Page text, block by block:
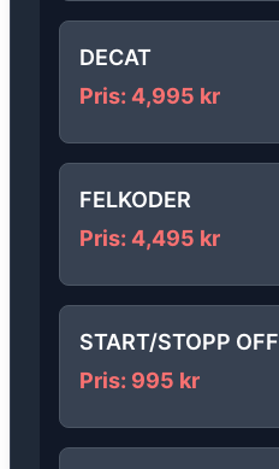
DECAT
Pris: 4,995 kr
FELKODER
Pris: 4,495 kr
START/STOPP OFF
Pris: 995 kr